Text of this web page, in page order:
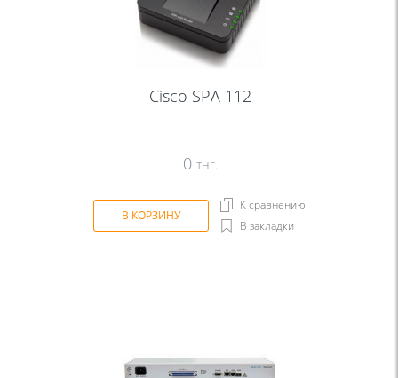
Cisco SPA 112
0 тнг.
В КОРЗИНУ
К сравнению
В закладки